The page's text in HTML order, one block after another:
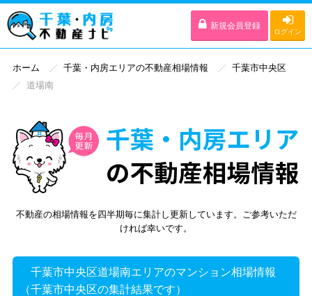
新規会員登録
ログイン
ホーム 千葉・内房エリアの不動産相場情報
千葉市中央区
道場南
不動産の相場情報を四半期毎に集計し更新しています。ご参考いただ
ければ幸いです。
千葉市中央区道場南エリアのマンション相場情報
（千葉市中央区の集計結果です）